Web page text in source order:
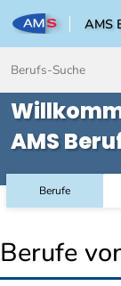
AMS
AMS
Berufe
Berufe